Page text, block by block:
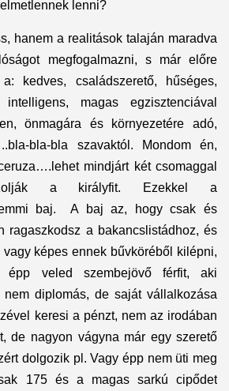
lenni?
hanem a realitások talaján maradva
megfogalmazni, s már előre
kedves, családszerető, hűséges,
magas egzisztenciával
önmagára és környezetére adó,
bla-bla szavaktól. Mondom én,
mindjárt két csomaggal
a királyfit. Ezekkel a
baj. A baj az, hogy csak és
ragaszkodsz a bakancslistádhoz, és
képes ennek bűvköréből kilépni,
veled szembejövő férfit, aki
nem diplomás, de saját vállalkozása
keresi a pénzt, nem az irodában
de nagyon vágyna már egy szerető
dolgozik pl. Vagy épp nem üti meg
175 és a magas sarkú cipődet